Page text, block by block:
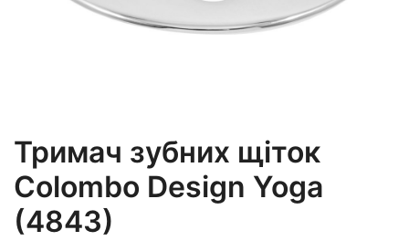
Тримач зубних щіток
Colombo Design Yoga
(4843)